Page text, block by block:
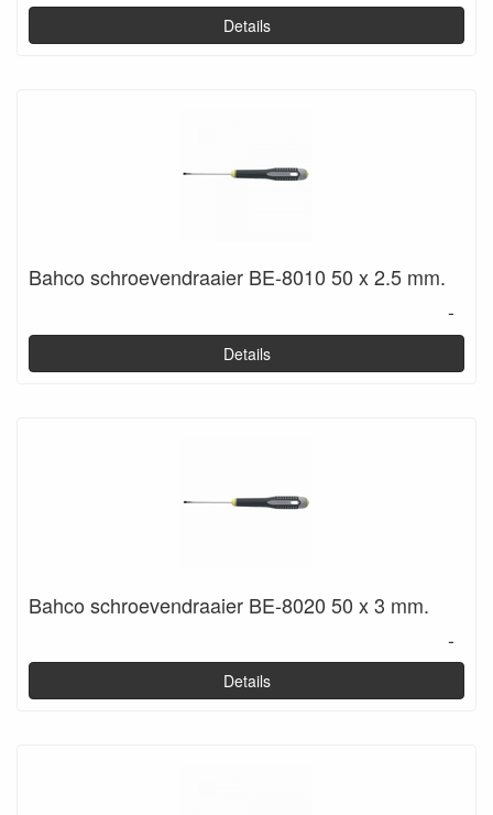
Details
Bahco schroevendraaier BE-8010 50 x 2.5 mm.
-
Details
Bahco schroevendraaier BE-8020 50 x 3 mm.
-
Details